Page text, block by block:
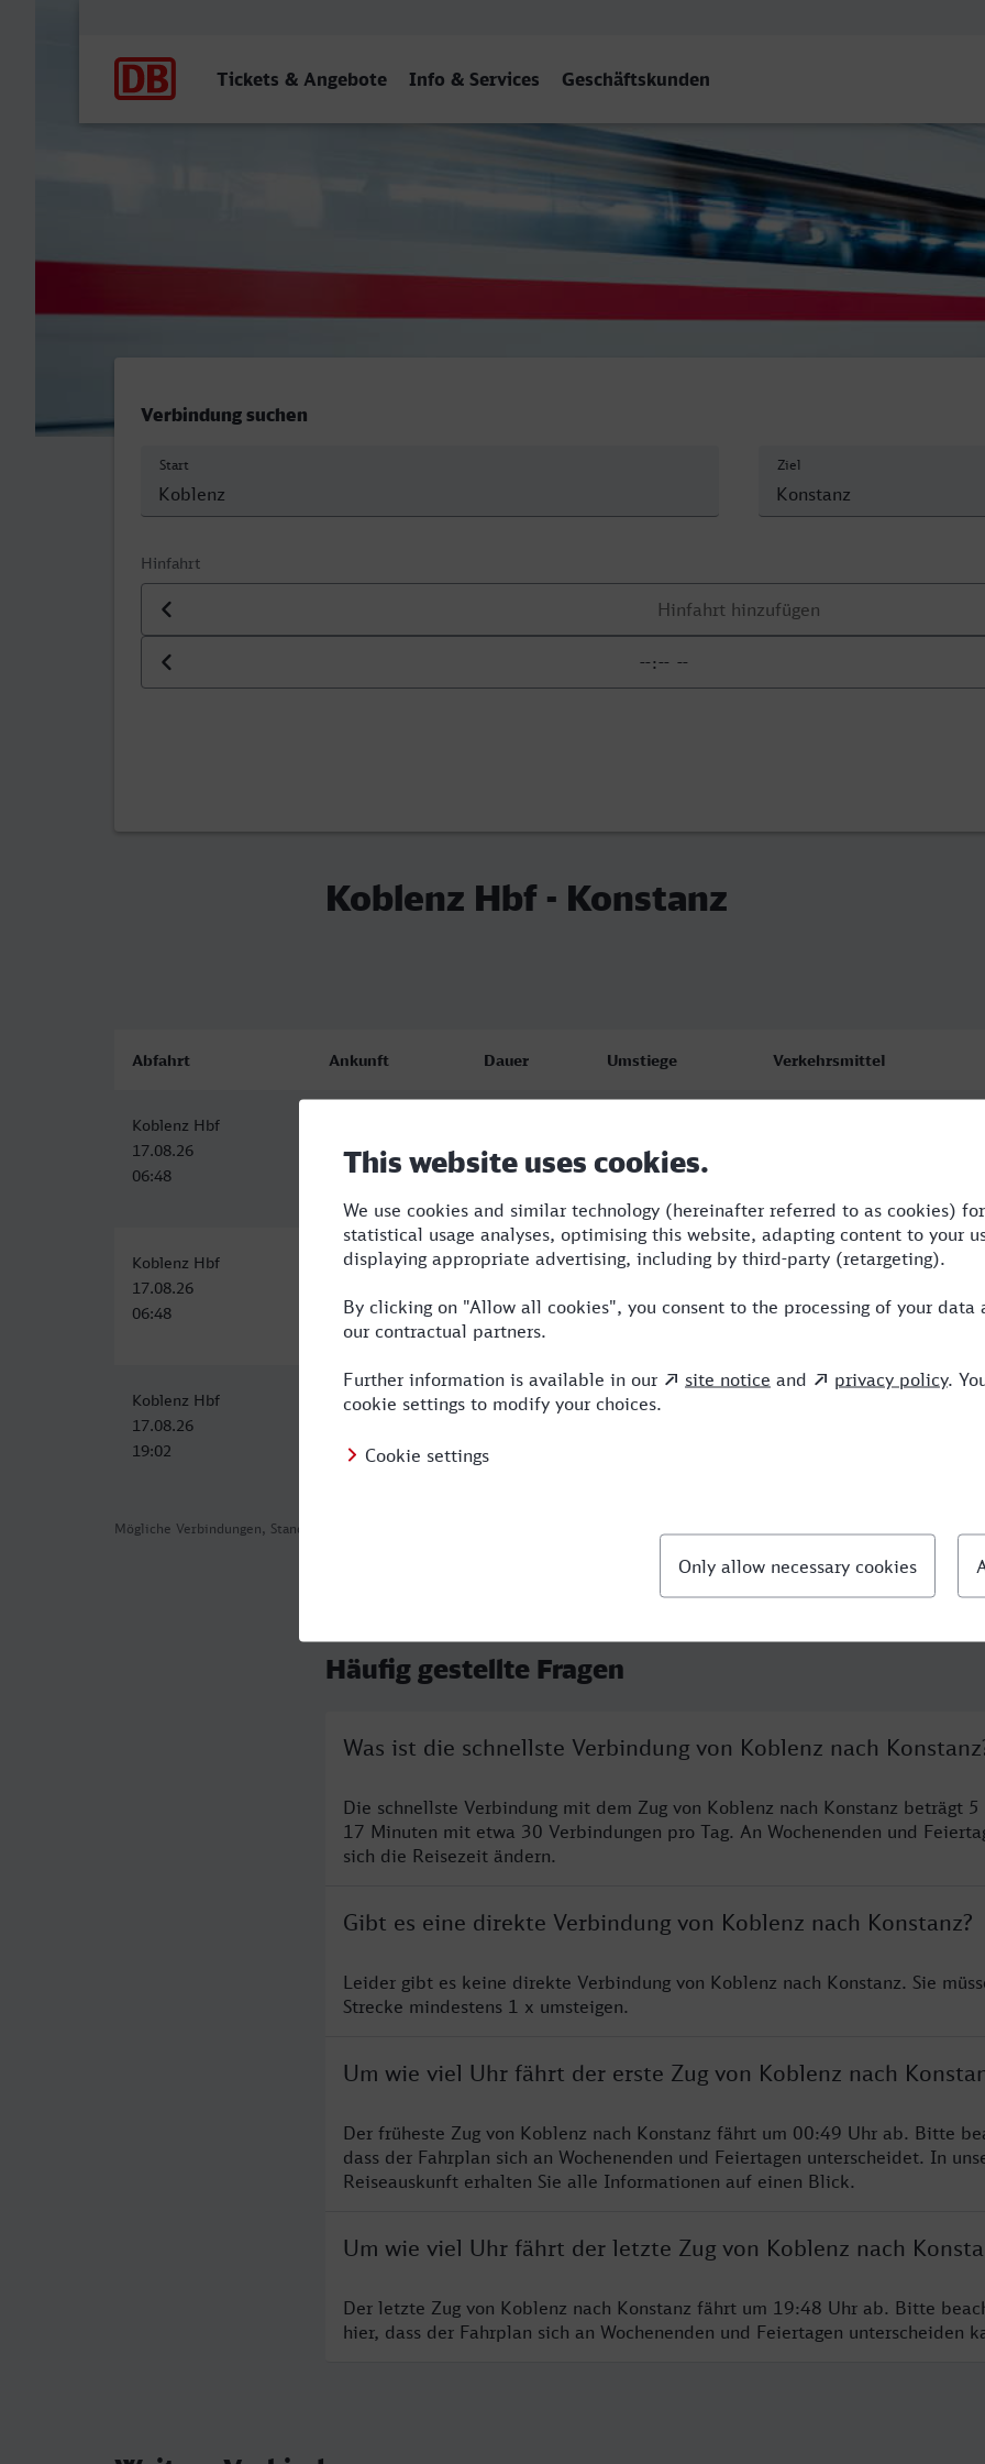
Tickets & Angebote Info & Services Geschäftskunden
Verbindung suchen
Start Ziel
Hinfahrt
Datum der Hinfahrt
Uhrzeit der Hinfahrt
Koblenz Hbf - Konstanz
Mögliche Verbindungen, Stand: 2026-08-03 07:38
Abfahrt Ankunft Dauer Umstiege Verkehrsmittel
Koblenz Hbf
17.08.26
06:48
17.08.26
12:05
Koblenz Hbf
17.08.26
06:48
Konstanz
12:16
5:28 3 RE,ICE
Koblenz Hbf
17.08.26
19:02
Konstanz
07:19
12:17 4
Häufig gestellte Fragen
Was ist die schnellste Verbindung von Koblenz nach
Die schnellste Verbindung mit dem Zug von Koblenz nach Konstanz beträgt 5
17 Minuten mit etwa 30 Verbindungen pro Tag. An Wochenenden und
sich die Reisezeit ändern.
Gibt es eine direkte Verbindung von Koblenz nach Konstanz?
Leider gibt es keine direkte Verbindung von Koblenz nach Konstanz. Sie
Strecke mindestens 1 x umsteigen.
Um wie viel Uhr fährt der erste Zug von Koblenz nach
Der früheste Zug von Koblenz nach Konstanz fährt um 00:49 Uhr ab. Bitte
dass der Fahrplan sich an Wochenenden und Feiertagen unterscheidet. In
Reiseauskunft erhalten Sie alle Informationen auf einen Blick.
Um wie viel Uhr fährt der letzte Zug von Koblenz nach
Der letzte Zug von Koblenz nach Konstanz fährt um 19:48 Uhr ab. Bitte
hier, dass der Fahrplan sich an Wochenenden und Feiertagen unterscheiden